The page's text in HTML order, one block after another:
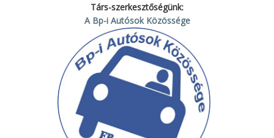
Társ-szerkesztőségünk:
A Bp-i Autósok Közössége